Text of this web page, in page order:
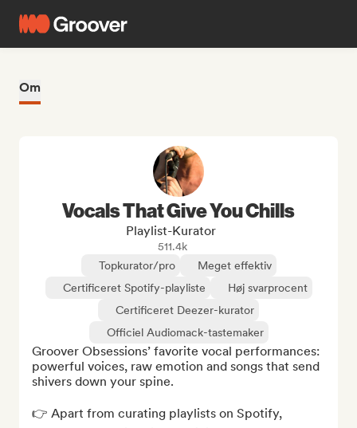
Om
Vocals That Give You Chills
Playlist-Kurator
511.4k
Topkurator/pro
Meget effektiv
Certificeret Spotify-playliste
Høj svarprocent
Certificeret Deezer-kurator
Officiel Audiomack-tastemaker
Groover Obsessions’ favorite vocal performances:
powerful voices, raw emotion and songs that send
shivers down your spine.
👉 Apart from curating playlists on Spotify,